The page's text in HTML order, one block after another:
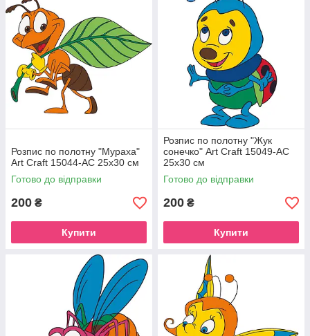
Розпис по полотну "Мураха"
Art Craft 15044-AC 25х30 см
Готово до відправки
200 ₴
Купити
Розпис по полотну "Жук
сонечко" Art Craft 15049-AC
25х30 см
Готово до відправки
200 ₴
Купити